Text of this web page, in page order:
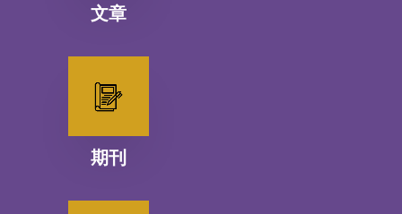
文章
期刊